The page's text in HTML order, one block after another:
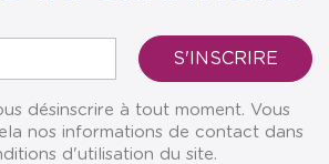
désinscrire à tout moment. Vous
nos informations de contact dans
d'utilisation du site.